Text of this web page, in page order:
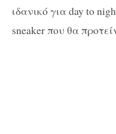
ιδανικό για day to
sneaker που θα